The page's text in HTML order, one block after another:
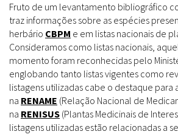
Fruto de um levantamento bibliográfico
traz informações sobre as espécies
herbário CBPM e em listas nacionais de
Consideramos como listas nacionais,
momento foram reconhecidas pelo
englobando tanto listas vigentes como
listagens utilizadas cabe o destaque para
na RENAME (Relação Nacional de
na RENISUS (Plantas Medicinais de
listagens utilizadas estão relacionadas a